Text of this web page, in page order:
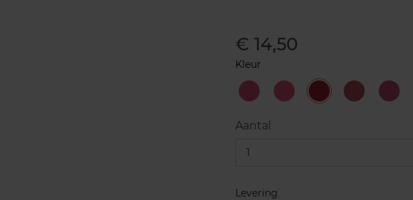
€ 14,50
Kleur
#1
Sophisticated
#3
Legendary
#5
Premium
#6
Mysterious
Aantal
1
Levering